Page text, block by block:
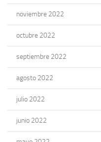
noviembre 2022
octubre 2022
septiembre 2022
agosto 2022
julio 2022
junio 2022